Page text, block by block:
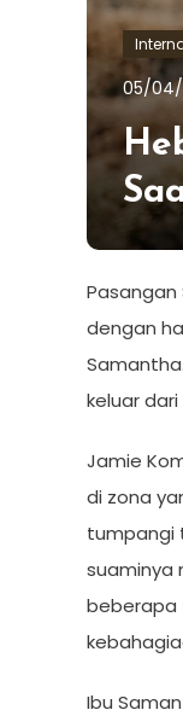
05/04/
dengan
keluar
Jamie
di zona
tumpangi
suaminya
beberapa
Ibu